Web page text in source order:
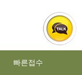
빠른접수